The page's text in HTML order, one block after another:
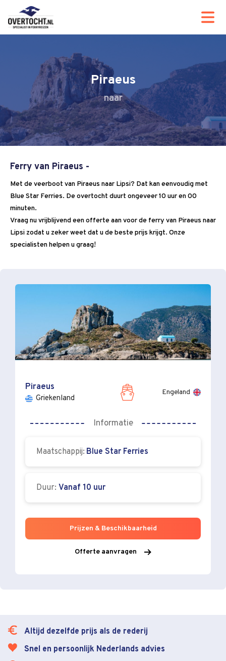
Piraeus
Piraeus
Griekenland
Engeland
Informatie
Maatschappij: Blue Star Ferries
Duur: Vanaf 10 uur
Prijzen & Beschikbaarheid
Offerte aanvragen
Ferry van Piraeus -
Met de veerboot van Piraeus naar Lipsi? Dat kan eenvoudig met
Blue Star Ferries. De overtocht duurt ongeveer 10 uur en 00
minuten.
Vraag nu vrijblijvend een offerte aan voor de ferry van Piraeus naar
Lipsi zodat u zeker weet dat u de beste prijs krijgt. Onze
specialisten helpen u graag!
Altijd dezelfde prijs als de rederij
Snel en persoonlijk Nederlands advies